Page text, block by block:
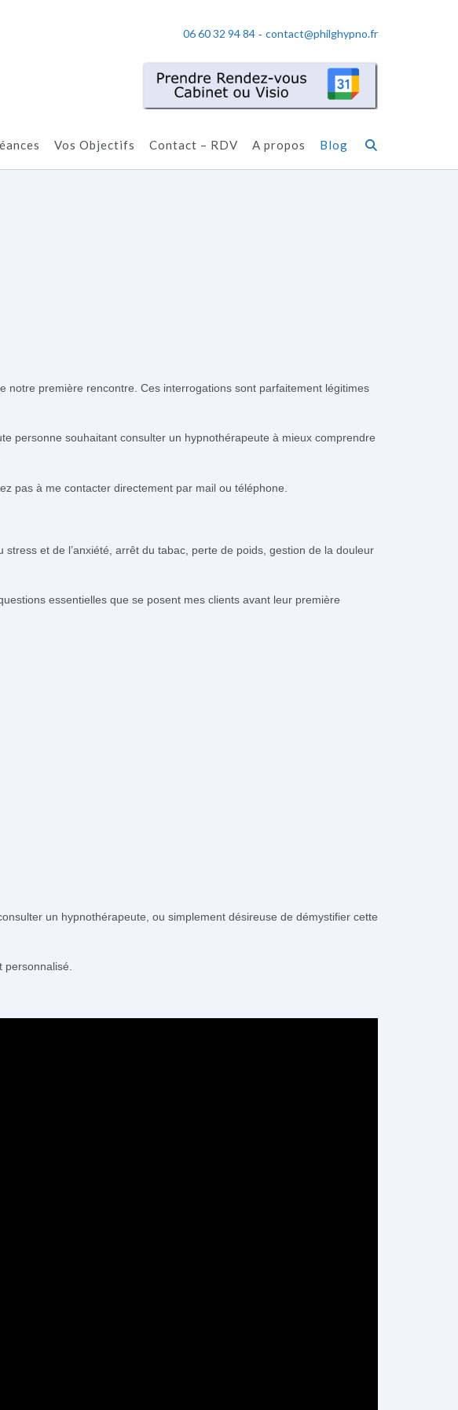
06 60 32 94 84 - contact@philghypno.fr
Vos Objectifs Contact – RDV A propos Blog
notre première rencontre. Ces interrogations sont parfaitement légitimes
personne souhaitant consulter un hypnothérapeute à mieux comprendre
pas à me contacter directement par mail ou téléphone.
et de l’anxiété, arrêt du tabac, perte de poids, gestion de la douleur
essentielles que se posent mes clients avant leur première
un hypnothérapeute, ou simplement désireuse de démystifier cette
personnalisé.